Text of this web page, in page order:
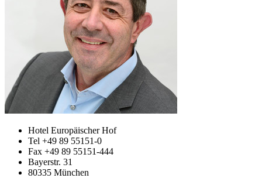
Hotel Europäischer Hof
Tel +49 89 55151-0
Fax +49 89 55151-444
Bayerstr. 31
80335 München